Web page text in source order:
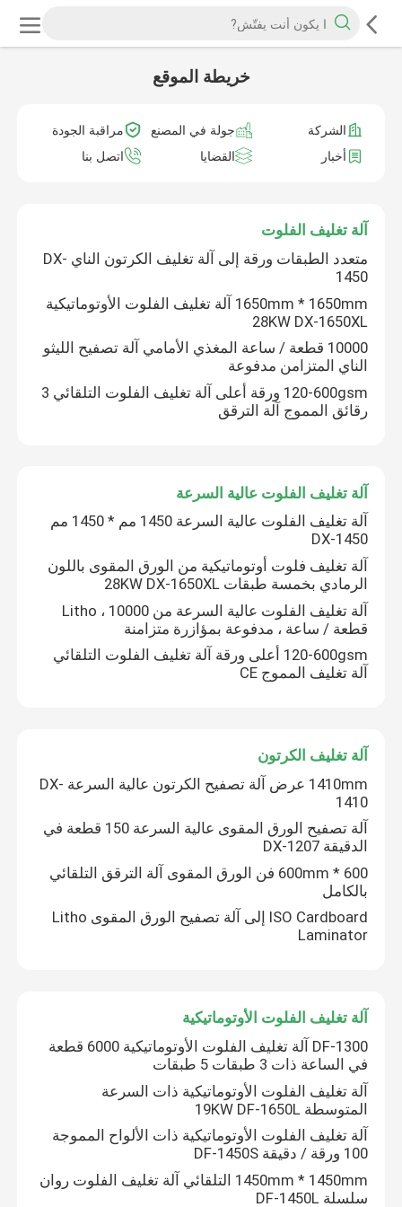
خريطة الموقع
الشركة جولة في المصنع
مراقبة الجودة
أخبار
القضايا اتصل بنا
آلة تغليف الفلوت
متعدد الطبقات ورقة إلى آلة تغليف الكرتون الناي DX-
1450
1650mm * 1650mm آلة تغليف الفلوت الأوتوماتيكية
28KW DX-1650XL
10000 قطعة / ساعة المغذي الأمامي آلة تصفيح الليثو
الناي المتزامن مدفوعة
120-600gsm ورقة أعلى آلة تغليف الفلوت التلقائي 3
رقائق المموج آلة الترقق
آلة تغليف الفلوت عالية السرعة
آلة تغليف الفلوت عالية السرعة 1450 مم * 1450 مم
DX-1450
آلة تغليف فلوت أوتوماتيكية من الورق المقوى باللون
الرمادي بخمسة طبقات 28KW DX-1650XL
آلة تغليف الفلوت عالية السرعة من Litho ، 10000
قطعة / ساعة ، مدفوعة بمؤازرة متزامنة
120-600gsm أعلى ورقة آلة تغليف الفلوت التلقائي
آلة تغليف المموج CE
آلة تغليف الكرتون
1410mm عرض آلة تصفيح الكرتون عالية السرعة DX-
1410
آلة تصفيح الورق المقوى عالية السرعة 150 قطعة في
الدقيقة DX-1207
600 * 600mm فن الورق المقوى آلة الترقق التلقائي
بالكامل
ISO Cardboard إلى آلة تصفيح الورق المقوى Litho
Laminator
آلة تغليف الفلوت الأوتوماتيكية
DF-1300 آلة تغليف الفلوت الأوتوماتيكية 6000 قطعة
في الساعة ذات 3 طبقات 5 طبقات
آلة تغليف الفلوت الأوتوماتيكية ذات السرعة
المتوسطة 19KW DF-1650L
آلة تغليف الفلوت الأوتوماتيكية ذات الألواح المموجة
100 ورقة / دقيقة DF-1450S
1450mm * 1450mm التلقائي آلة تغليف الفلوت روان
سلسلة DF-1450L